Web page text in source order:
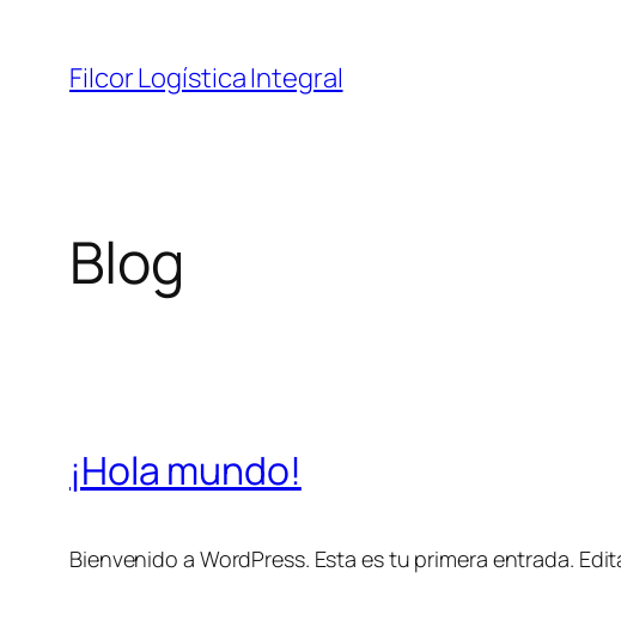
contenido
Filcor Logística Integral
Blog
¡Hola mundo!
Bienvenido a WordPress. Esta es tu primera entrada.